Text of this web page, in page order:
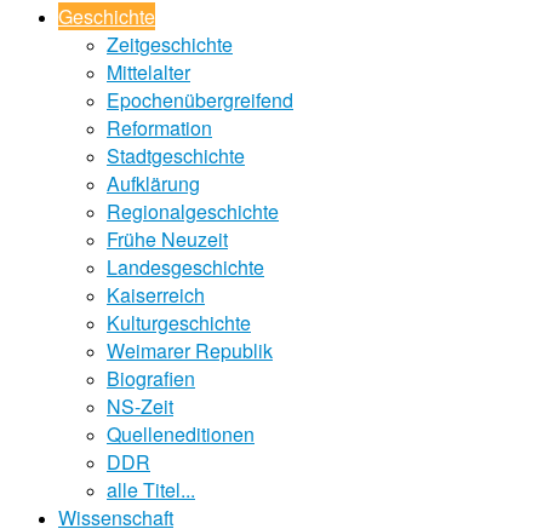
Geschichte
Zeitgeschichte
Mittelalter
Epochenübergreifend
Reformation
Stadtgeschichte
Aufklärung
Regionalgeschichte
Frühe Neuzeit
Landesgeschichte
Kaiserreich
Kulturgeschichte
Weimarer Republik
Biografien
NS-Zeit
Quelleneditionen
DDR
alle Titel...
Wissenschaft